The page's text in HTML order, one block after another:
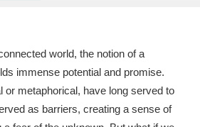
world, the notion of a
immense potential and promise.
or metaphorical, have long served to
as barriers, creating a sense of